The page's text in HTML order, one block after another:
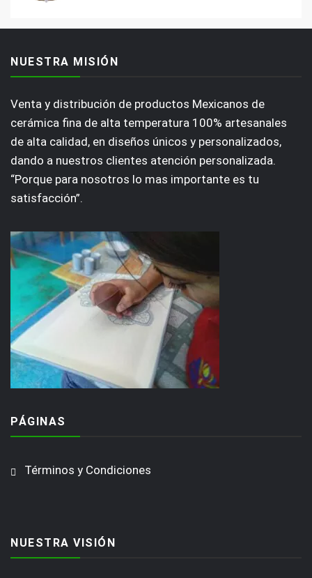
NUESTRA MISIÓN
Venta y distribución de productos Mexicanos de
cerámica fina de alta temperatura 100% artesanales
de alta calidad, en diseños únicos y personalizados,
dando a nuestros clientes atención personalizada.
“Porque para nosotros lo mas importante es tu
satisfacción”.
PÁGINAS
Términos y Condiciones
NUESTRA VISIÓN